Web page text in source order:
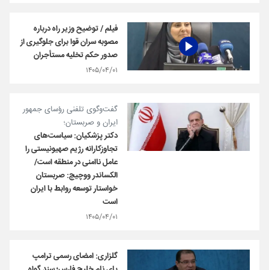
فیلم / توضیح وزیر راه درباره
مصوبه سران قوا برای جلوگیری از
صدور حکم تخلیه مستأجران
۱۴۰۵/۰۴/۰۱
گفت‌وگوی تلفنی رؤسای جمهور
ایران و صربستان؛
دکتر پزشکیان: سیاست‌های
تجاوزکارانه رژیم صهیونیستی را
عامل ناامنی در منطقه است/
الکساندر ووچیچ: صربستان
خواستار توسعه روابط با ایران
است
۱۴۰۵/۰۴/۰۱
گلزاری: امضای رسمی ترامپ